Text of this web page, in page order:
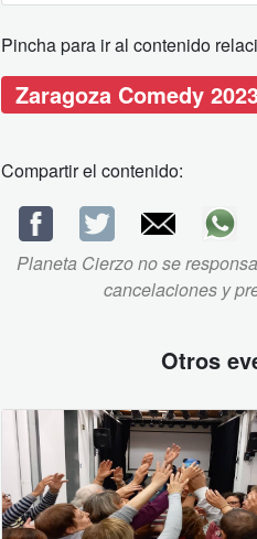
Pincha para ir al contenido
Zaragoza Comedy
Compartir el contenido:
Planeta Cierzo no se
cancelaciones y
Otros